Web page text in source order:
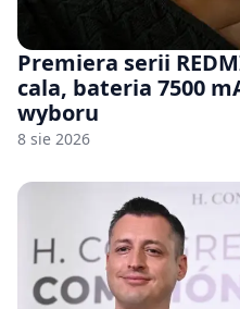
Premiera serii
cala, bateria 7500
wyboru
8 sie 2026